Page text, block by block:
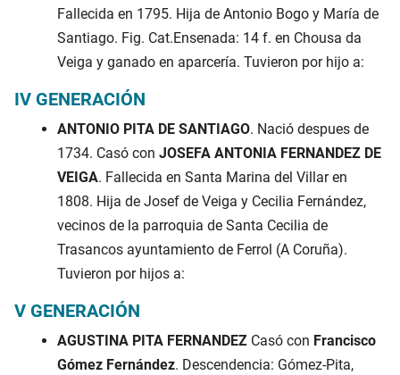
Fallecida en 1795. Hija de Antonio Bogo y María de
Santiago. Fig. Cat.Ensenada: 14 f. en Chousa da
Veiga y ganado en aparcería. Tuvieron por hijo a:
IV GENERACIÓN
ANTONIO PITA DE SANTIAGO. Nació despues de
1734. Casó con JOSEFA ANTONIA FERNANDEZ DE
VEIGA. Fallecida en Santa Marina del Villar en
1808. Hija de Josef de Veiga y Cecilia Fernández,
vecinos de la parroquia de Santa Cecilia de
Trasancos ayuntamiento de Ferrol (A Coruña).
Tuvieron por hijos a:
V GENERACIÓN
AGUSTINA PITA FERNANDEZ Casó con Francisco
Gómez Fernández. Descendencia: Gómez-Pita,